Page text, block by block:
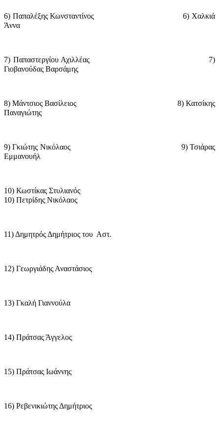
6) Παπαλέξης Κωνσταντίνος
6) Χαλκιά
Άννα
7) Παπαστεργίου Αχιλλέας
7)
Γιοβανούδας Βαρσάμης
8) Μάντσιος Βασίλειος
8) Κατσίκης
Παναγιώτης
9) Γκιώτης Νικόλαος
9) Τσιάρας
Εμμανουήλ
10) Κωστίκας Στυλιανός
10) Πετρίδης Νικόλαος
11) Δημητρός Δημήτριος του Αστ.
12) Γεωργιάδης Αναστάσιος
13) Γκαλή Γιαννούλα
14) Πράτσας Άγγελος
15) Πράτσας Ιωάννης
16) Ρεβενικιώτης Δημήτριος